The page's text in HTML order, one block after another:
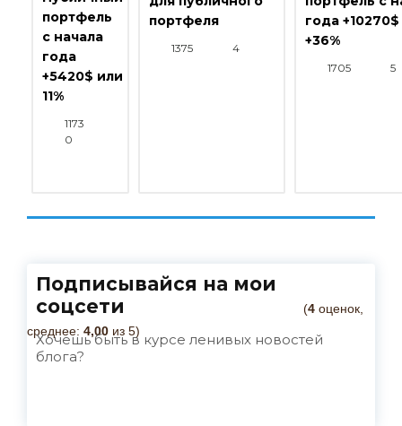
(4 оценок,
среднее: 4,00 из 5)
портфель
с начала
года
+5420$ или
11%
1173
0
портфеля
1375 4
года
+36%
1705 5
Подписывайся на мои
соцсети
Хочешь быть в курсе ленивых новостей
блога?